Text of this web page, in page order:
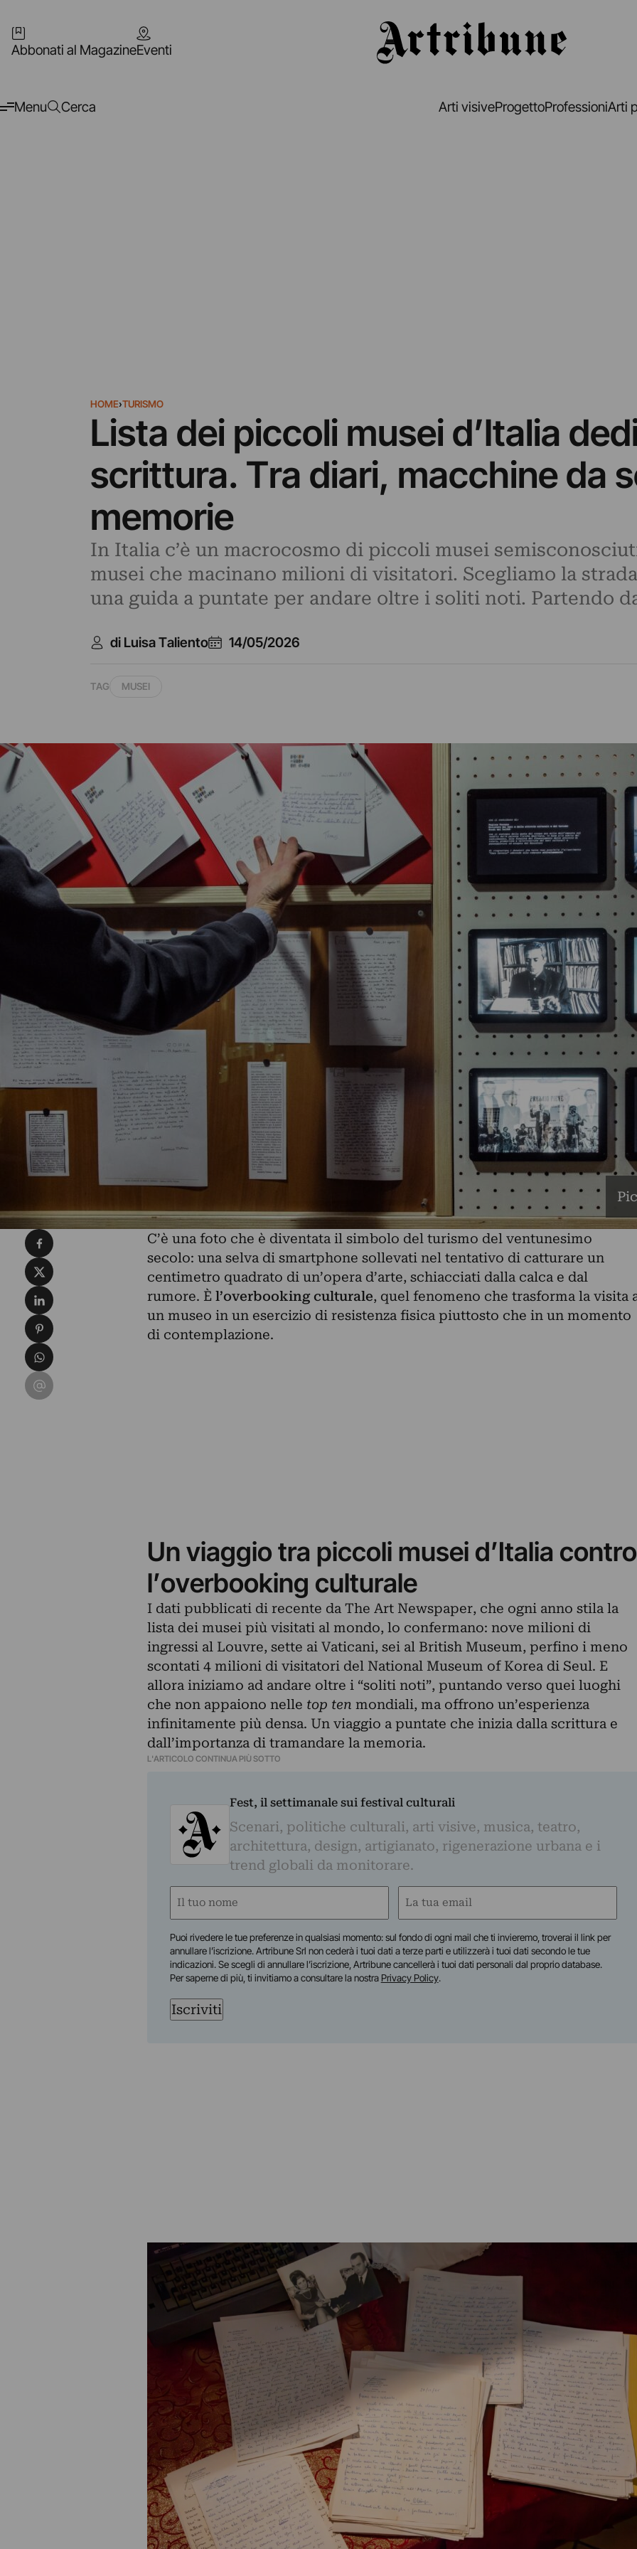
Abbonati al MagazineEventi
Menu Cerca Arti visiveProgettoProfessioniArti
HOME›TURISMO
Lista dei piccoli musei d’Italia
scrittura. Tra diari, macchine da
memorie
In Italia c’è un macrocosmo di piccoli musei
musei che macinano milioni di visitatori. Scegliamo la
una guida a puntate per andare oltre i soliti noti. Partendo
di Luisa Taliento 14/05/2026
TAG MUSEI
C’è una foto che è diventata il simbolo del turismo del ventunesimo
secolo: una selva di smartphone sollevati nel tentativo di catturare un
centimetro quadrato di un’opera d’arte, schiacciati dalla calca e dal
rumore. È l’overbooking culturale, quel fenomeno che trasforma la visita
un museo in un esercizio di resistenza fisica piuttosto che in un momento
di contemplazione.
Un viaggio tra piccoli musei d’Italia contro
l’overbooking culturale
I dati pubblicati di recente da The Art Newspaper, che ogni anno stila la
lista dei musei più visitati al mondo, lo confermano: nove milioni di
ingressi al Louvre, sette ai Vaticani, sei al British Museum, perfino i meno
scontati 4 milioni di visitatori del National Museum of Korea di Seul. E
allora iniziamo ad andare oltre i “soliti noti”, puntando verso quei luoghi
che non appaiono nelle top ten mondiali, ma offrono un’esperienza
infinitamente più densa. Un viaggio a puntate che inizia dalla scrittura e
dall’importanza di tramandare la memoria.
L'ARTICOLO CONTINUA PIÙ SOTTO
Fest, il settimanale sui festival culturali
Scenari, politiche culturali, arti visive, musica, teatro,
architettura, design, artigianato, rigenerazione urbana e i
trend globali da monitorare.
Nome
Email
Puoi rivedere le tue preferenze in qualsiasi momento: sul fondo di ogni mail che ti invieremo, troverai il link per
annullare l’iscrizione. Artribune Srl non cederà i tuoi dati a terze parti e utilizzerà i tuoi dati secondo le tue
indicazioni. Se scegli di annullare l’iscrizione, Artribune cancellerà i tuoi dati personali dal proprio database.
Per saperne di più, ti invitiamo a consultare la nostra Privacy Policy.
Iscriviti
Condividi su Facebook
Condividi su X
Condividi su LinkedIn
Condividi su Pinterest
Condividi su WhatsApp
Condividi su Email